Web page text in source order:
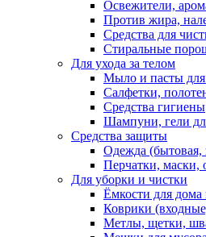
Освежители,
Против жира,
Средства для
Стиральные
Для ухода за телом
Мыло и пасты
Салфетки,
Средства гигиены
Шампуни, гели
Средства защиты
Одежда (бытовая,
Перчатки, маски,
Для уборки и чистки
Ёмкости для дома
Коврики
Метлы, щетки,